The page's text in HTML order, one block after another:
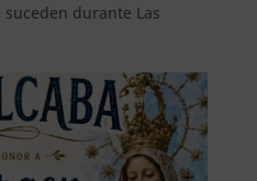
durante Las